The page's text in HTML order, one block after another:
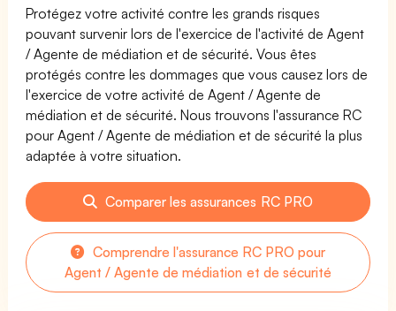
Protégez votre activité contre les grands risques
pouvant survenir lors de l'exercice de l'activité de Agent
/ Agente de médiation et de sécurité. Vous êtes
protégés contre les dommages que vous causez lors de
l'exercice de votre activité de Agent / Agente de
médiation et de sécurité. Nous trouvons l'assurance RC
pour Agent / Agente de médiation et de sécurité la plus
adaptée à votre situation.
Comparer les assurances RC PRO
Comprendre l'assurance RC PRO pour
Agent / Agente de médiation et de sécurité